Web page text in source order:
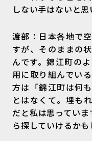
しない手はないと思
渡部：日本各地で
すが、そのままの
んです。錦江町の
用に取り組んでい
方は「錦江町は何
とはなくて。埋も
だと私は思ってい
ら探していけるかも